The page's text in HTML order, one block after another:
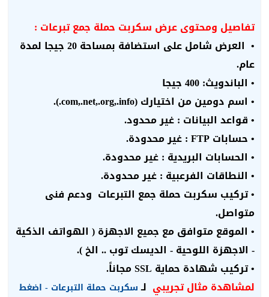
تفاصيل ومحتوى عرض سكربت حملة جمع تبرعات :
•
العرض شامل على استضافة بمساحة 20 جيجا لمدة
عام.
• الباندويث: 400 جيجا
• اسم دومين من اختيارك (com,.net,.org,.info.).
• قواعد البيانات : غير محدود.
• حسابات FTP : غير محدودة.
• الحسابات البريدية : غير محدودة.
• النطاقات الفرعبية : غير محدودة.
• تركيب سكربت حملة جمع التبرعات ودعم فنى
متواصل.
• الموقع متوافق مع جميع الاجهزة ( الهواتف الذكية
- الاجهزة اللوحية - الديسك توب .. الخ ).
• تركيب شهادة حماية SSL مجاناً.
لمشاهدة مثال تجريبي لـسكربت حملة التبرعات - اضغط